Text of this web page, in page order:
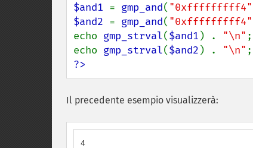
$and1 = gmp_and( "0xfffffffff4"
$and2 = gmp_and( "0xfffffffff4"
echo gmp_strval($and1 ) . "\n" ;
echo gmp_strval($and2 ) . "\n"
?>
Il precedente esempio visualizzerà:
4